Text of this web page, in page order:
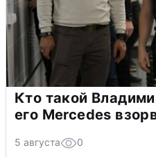
Кто такой
его Mercedes
5 августа 0